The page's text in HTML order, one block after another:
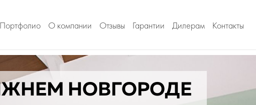
Портфолио О компании Отзывы Гарантии Дилерам Контакты
НОВГОРОДЕ